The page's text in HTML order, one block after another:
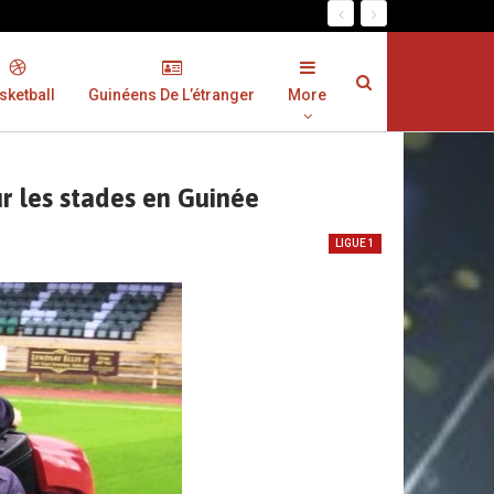
Guinéens De L’étranger More
les stades en Guinée
LIGUE 1